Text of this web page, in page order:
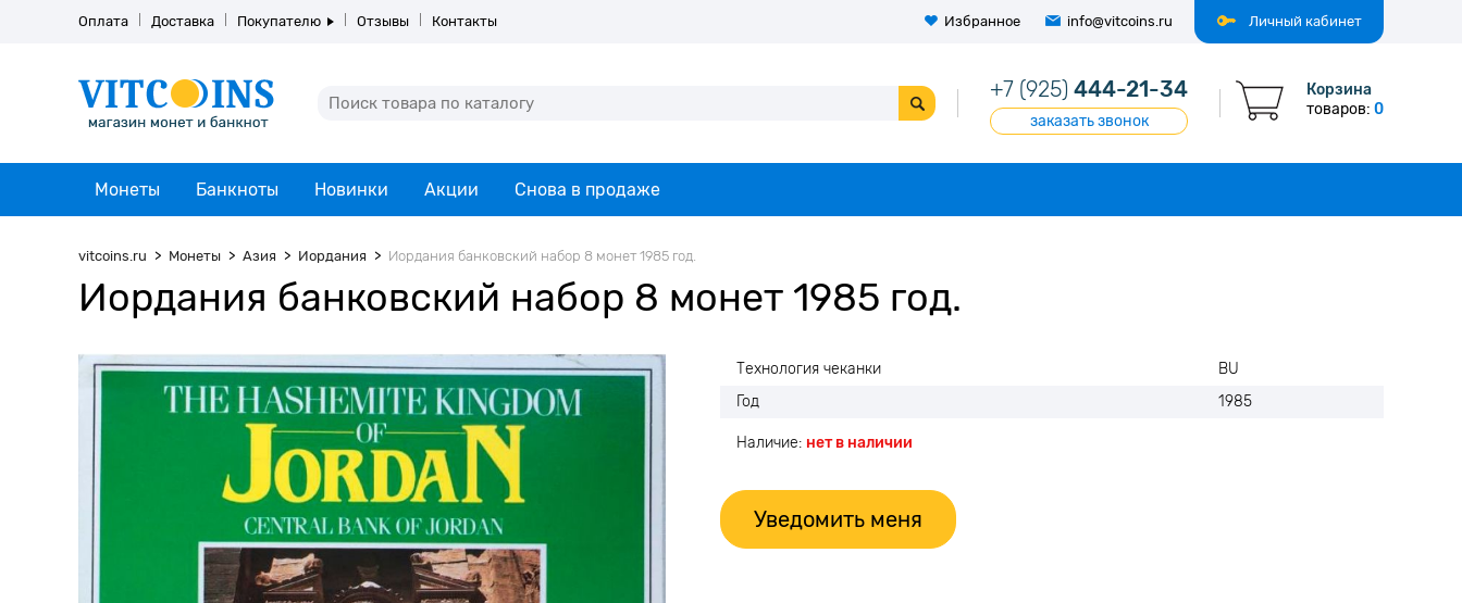
Личный кабинет
Оплата Доставка Покупателю Отзывы Контакты Избранное info@vitcoins.ru
+7 (925) 444-21-34
заказать звонок
Корзина
товаров: 0
Монеты Банкноты Новинки Акции Снова в продаже
vitcoins.ru Монеты Азия Иордания Иордания банковский набор 8 монет 1985 год.
Иордания банковский набор 8 монет 1985 год.
Технология чеканки
BU
Год
1985
Наличие: нет в наличии
Уведомить меня